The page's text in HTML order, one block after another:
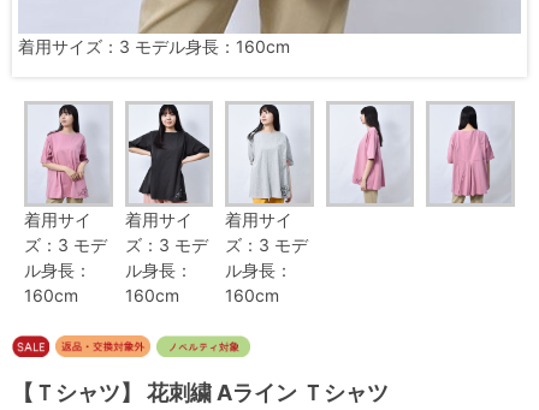
着用サイズ：3 モデル身長：160cm
着用サイ
ズ：3 モデ
ル身長：
160cm
着用サイ
ズ：3 モデ
ル身長：
160cm
着用サイ
ズ：3 モデ
ル身長：
160cm
【Ｔシャツ】 花刺繍 Aライン Ｔシャツ